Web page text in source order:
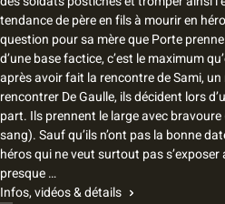
tendance de père en fils à mourir en
question pour sa mère que Porte
d’une base factice, c’est le maximum
après avoir fait la rencontre de Sami,
rencontrer De Gaulle, ils décident lors
part. Ils prennent le large avec
sang). Sauf qu’ils n’ont pas la bonne
héros qui ne veut surtout pas
presque …
Infos, vidéos & détails